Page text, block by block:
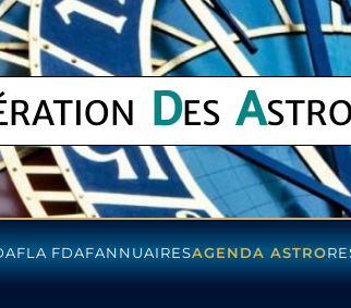
DES A
LA FDAFANNUAIRESAGENDA ASTRO